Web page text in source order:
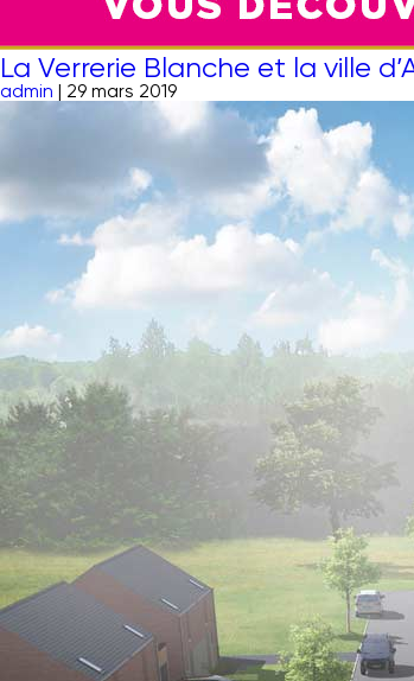
La Verrerie Blanche et la ville
admin | 29 mars 2019